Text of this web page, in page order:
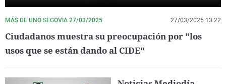
MÁS DE UNO SEGOVIA 27/03/2025 27/03/2025 13:22
Ciudadanos muestra su preocupación por "los
usos que se están dando al CIDE"